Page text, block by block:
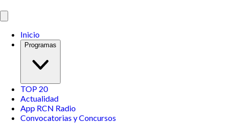
Inicio
Programas
TOP 20
Actualidad
App RCN Radio
Convocatorias y Concursos